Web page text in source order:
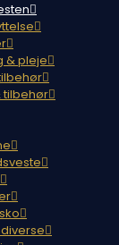
& pleje
tilbehør